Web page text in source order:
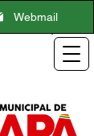
Webmail